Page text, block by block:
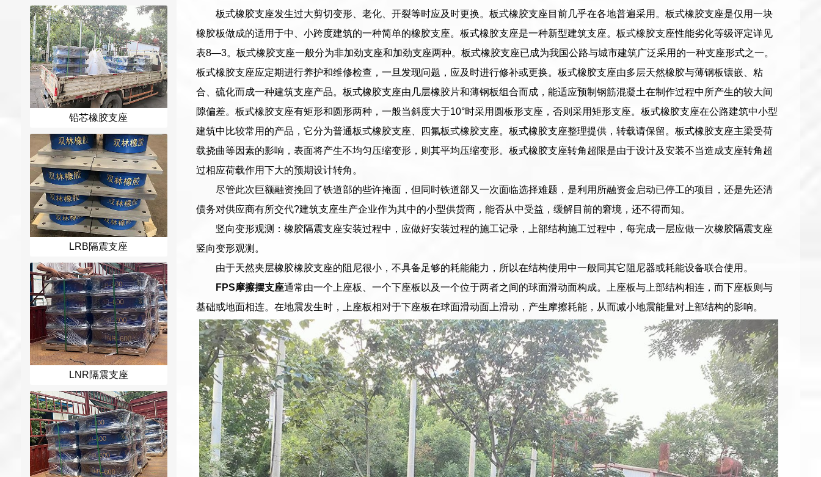
铅芯橡胶支座
LRB隔震支座
LNR隔震支座
板式橡胶支座发生过大剪切变形、老化、开裂等时应及时更换。板式橡胶支座目前几乎在各地普遍采用。板式橡胶支座是仅用一块
橡胶板做成的适用于中、小跨度建筑的一种简单的橡胶支座。板式橡胶支座是一种新型建筑支座。板式橡胶支座性能劣化等级评定详见
表8—3。板式橡胶支座一般分为非加劲支座和加劲支座两种。板式橡胶支座已成为我国公路与城市建筑广泛采用的一种支座形式之一。
板式橡胶支座应定期进行养护和维修检查，一旦发现问题，应及时进行修补或更换。板式橡胶支座由多层天然橡胶与薄钢板镶嵌、粘
合、硫化而成一种建筑支座产品。板式橡胶支座由几层橡胶片和薄钢板组合而成，能适应预制钢筋混凝土在制作过程中所产生的较大间
隙偏差。板式橡胶支座有矩形和圆形两种，一般当斜度大于10°时采用圆板形支座，否则采用矩形支座。板式橡胶支座在公路建筑中小型
建筑中比较常用的产品，它分为普通板式橡胶支座、四氟板式橡胶支座。板式橡胶支座整理提供，转载请保留。板式橡胶支座主梁受荷
载挠曲等因素的影响，表面将产生不均匀压缩变形，则其平均压缩变形。板式橡胶支座转角超限是由于设计及安装不当造成支座转角超
过相应荷载作用下大的预期设计转角。
尽管此次巨额融资挽回了铁道部的些许掩面，但同时铁道部又一次面临选择难题，是利用所融资金启动已停工的项目，还是先还清
债务对供应商有所交代?建筑支座生产企业作为其中的小型供货商，能否从中受益，缓解目前的窘境，还不得而知。
竖向变形观测：橡胶隔震支座安装过程中，应做好安装过程的施工记录，上部结构施工过程中，每完成一层应做一次橡胶隔震支座
竖向变形观测。
由于天然夹层橡胶橡胶支座的阻尼很小，不具备足够的耗能能力，所以在结构使用中一般同其它阻尼器或耗能设备联合使用。
FPS摩擦摆支座通常由一个上座板、一个下座板以及一个位于两者之间的球面滑动面构成。上座板与上部结构相连，而下座板则与
基础或地面相连。在地震发生时，上座板相对于下座板在球面滑动面上滑动，产生摩擦耗能，从而减小地震能量对上部结构的影响。